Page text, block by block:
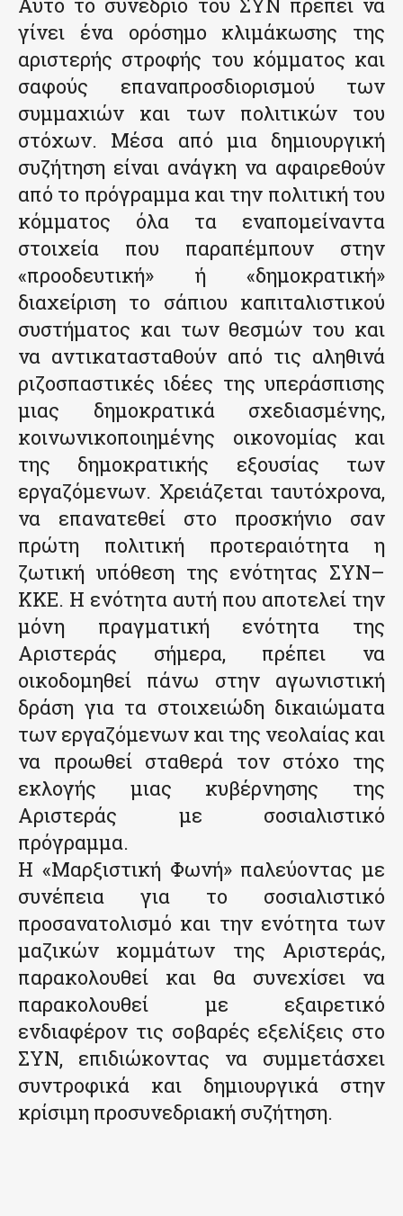
γίνει ένα ορόσημο κλιμάκωσης της
αριστερής στροφής του κόμματος και
σαφούς επαναπροσδιορισμού των
συμμαχιών και των πολιτικών του
στόχων. Μέσα από μια δημιουργική
συζήτηση είναι ανάγκη να αφαιρεθούν
από το πρόγραμμα και την πολιτική του
κόμματος όλα τα εναπομείναντα
στοιχεία που παραπέμπουν στην
«προοδευτική» ή «δημοκρατική»
διαχείριση το σάπιου καπιταλιστικού
συστήματος και των θεσμών του και
να αντικατασταθούν από τις αληθινά
ριζοσπαστικές ιδέες της υπεράσπισης
μιας δημοκρατικά σχεδιασμένης,
κοινωνικοποιημένης οικονομίας και
της δημοκρατικής εξουσίας των
εργαζόμενων. Χρειάζεται ταυτόχρονα,
να επανατεθεί στο προσκήνιο σαν
πρώτη πολιτική προτεραιότητα η
ζωτική υπόθεση της ενότητας ΣΥΝ–
ΚΚΕ. Η ενότητα αυτή που αποτελεί την
μόνη πραγματική ενότητα της
Αριστεράς σήμερα, πρέπει να
οικοδομηθεί πάνω στην αγωνιστική
δράση για τα στοιχειώδη δικαιώματα
των εργαζόμενων και της νεολαίας και
να προωθεί σταθερά τον στόχο της
εκλογής μιας κυβέρνησης της
Αριστεράς με σοσιαλιστικό
πρόγραμμα.
Η «Μαρξιστική Φωνή» παλεύοντας με
συνέπεια για το σοσιαλιστικό
προσανατολισμό και την ενότητα των
μαζικών κομμάτων της Αριστεράς,
παρακολουθεί και θα συνεχίσει να
παρακολουθεί με εξαιρετικό
ενδιαφέρον τις σοβαρές εξελίξεις στο
ΣΥΝ, επιδιώκοντας να συμμετάσχει
συντροφικά και δημιουργικά στην
κρίσιμη προσυνεδριακή συζήτηση.